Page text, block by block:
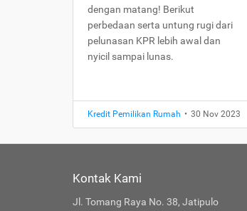
dengan matang! Berikut
perbedaan serta untung rugi dari
pelunasan KPR lebih awal dan
nyicil sampai lunas.
Kredit Pemilikan Rumah • 30 Nov 2023
Kontak Kami
Jl. Tomang Raya No. 38, Jatipulo